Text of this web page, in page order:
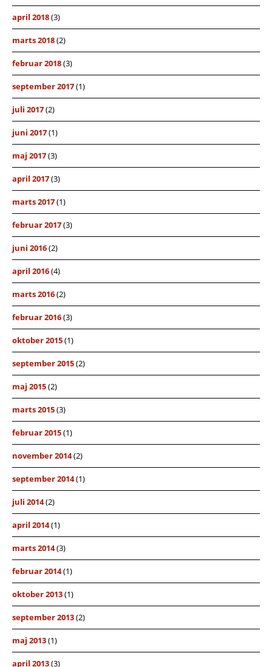
april 2018(3)
marts 2018(2)
februar 2018(3)
september 2017(1)
juli 2017(2)
juni 2017(1)
maj 2017(3)
april 2017(3)
marts 2017(1)
februar 2017(3)
juni 2016(2)
april 2016(4)
marts 2016(2)
februar 2016(3)
oktober 2015(1)
september 2015(2)
maj 2015(2)
marts 2015(3)
februar 2015(1)
november 2014(2)
september 2014(1)
juli 2014(2)
april 2014(1)
marts 2014(3)
februar 2014(1)
oktober 2013(1)
september 2013(2)
maj 2013(1)
april 2013(3)